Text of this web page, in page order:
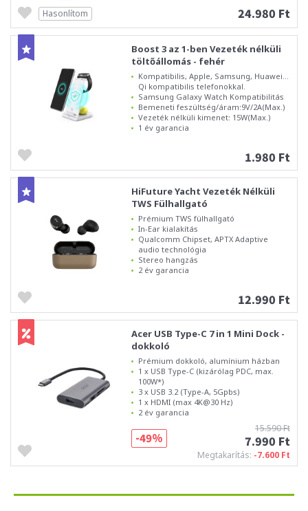
24.980 Ft
Hasonlítom
Boost 3 az 1-ben Vezeték nélküli
töltőállomás - fehér
Kompatibilis, Apple, Samsung, Huawei...
Qi kompatibilis telefonokkal.
Samsung Galaxy Watch Kompatibilitás
Bemeneti feszültség/áram:9V/2A(Max.)
Vezeték nélküli kimenet: 15W(Max.)
1 év garancia
1.980 Ft
HiFuture Yacht Vezeték Nélküli
TWS Fülhallgató
Prémium TWS fülhallgató
In-Ear kialakítás
Qualcomm Chipset, APTX Adaptive
audio technológia
Stereo hangzás
2 év garancia
12.990 Ft
Acer USB Type-C 7 in 1 Mini Dock -
dokkoló
Prémium dokkoló, alumínium házban
1 x USB Type-C (kizárólag PDC, max.
100W*)
3 x USB 3.2 (Type-A, 5Gpbs)
1 x HDMI (max 4K@30 Hz)
2 év garancia
15.590 Ft
7.990 Ft
Megtakarítás: -7.600 Ft
-49%